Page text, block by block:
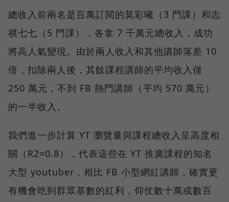
總收入前兩名是百萬訂閱的莫彩曦（3 門課）和志
祺七七（5 門課），各拿 7 千萬元總收入，成功
將高人氣變現。由於兩人收入和其他講師落差 10
倍，扣除兩人後，其餘課程講師的平均收入僅
250 萬元，不到 FB 熱門講師（平均 570 萬元）
的一半收入。
我們進一步計算 YT 瀏覽量與課程總收入呈高度相
關（R2=0.8），代表這些在 YT 推廣課程的知名
大型 youtuber，相比 FB 小型網紅講師，確實更
有機會吃到群眾基數的紅利，仰仗數十萬或數百